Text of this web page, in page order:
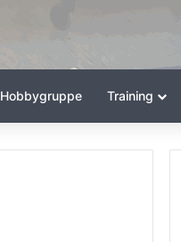
Hobbygruppe Training